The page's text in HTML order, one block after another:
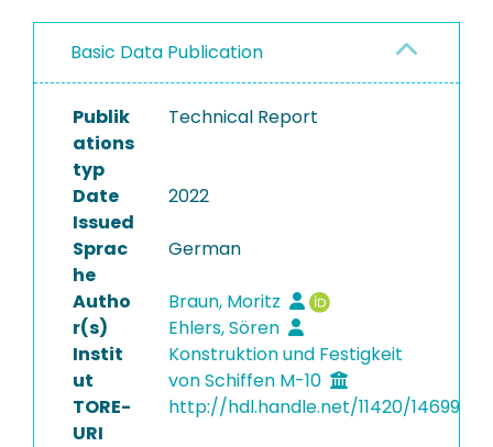
Basic Data Publication
Publik
ations
typ
Technical Report
Date
Issued
2022
Sprac
he
German
Autho
r(s)
Braun, Moritz
Ehlers, Sören
Instit
ut
Konstruktion und Festigkeit
von Schiffen M-10
TORE-
URI
http://hdl.handle.net/11420/14699